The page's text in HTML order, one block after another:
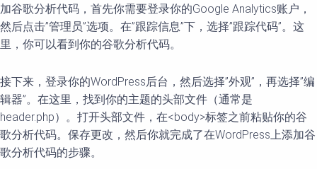
加谷歌分析代码，首先你需要登录你的Google Analytics账户，
然后点击”管理员”选项。在”跟踪信息”下，选择”跟踪代码”。这
里，你可以看到你的谷歌分析代码。
接下来，登录你的WordPress后台，然后选择”外观”，再选择”编
辑器”。在这里，找到你的主题的头部文件（通常是
header.php）。打开头部文件，在<body>标签之前粘贴你的谷
歌分析代码。保存更改，然后你就完成了在WordPress上添加谷
歌分析代码的步骤。